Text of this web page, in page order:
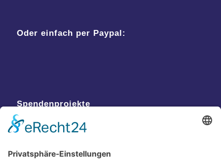
Oder einfach per Paypal:
Spendenprojekte